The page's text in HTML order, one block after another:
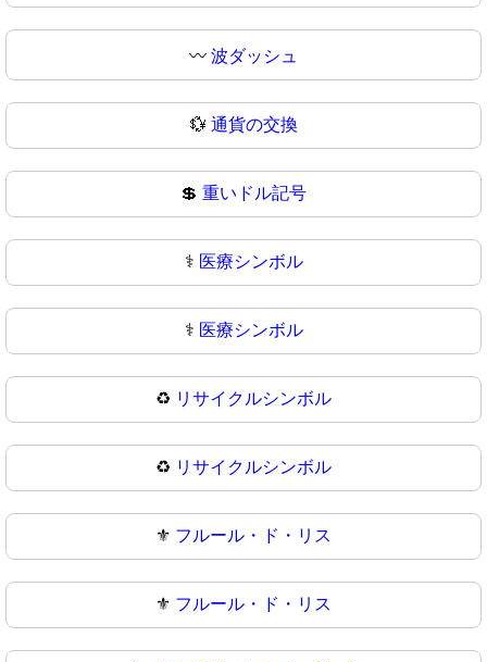
〰 波ダッシュ
💱 通貨の交換
💲 重いドル記号
⚕️ 医療シンボル
⚕ 医療シンボル
♻️ リサイクルシンボル
♻ リサイクルシンボル
⚜️ フルール・ド・リス
⚜ フルール・ド・リス